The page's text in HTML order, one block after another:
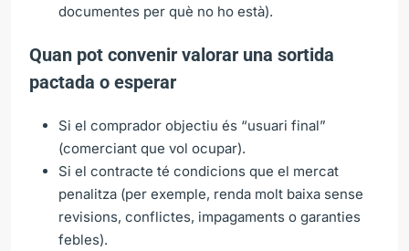
documentes per què no ho està).
Quan pot convenir valorar una sortida
pactada o esperar
Si el comprador objectiu és “usuari final”
(comerciant que vol ocupar).
Si el contracte té condicions que el mercat
penalitza (per exemple, renda molt baixa sense
revisions, conflictes, impagaments o garanties
febles).